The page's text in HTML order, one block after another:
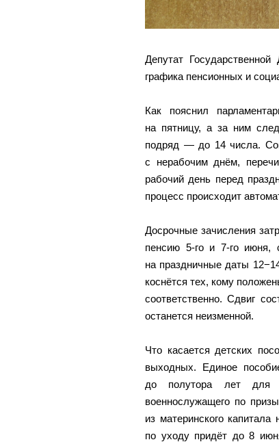
Депутат
графика пенсионных и
Как пояснил
на пятницу, а за ним
подряд — до 14 числа.
с нерабочим днём,
рабочий день перед
процесс происходит
Досрочные зачисления
пенсию 5-го и 7-го июня,
на праздничные даты
коснётся тех, кому
соответственно. Сдвиг
останется неизменной.
Что касается детских
выходных. Единое
до полутора лет для
военнослужащего по
из материнского
по уходу придёт до 8